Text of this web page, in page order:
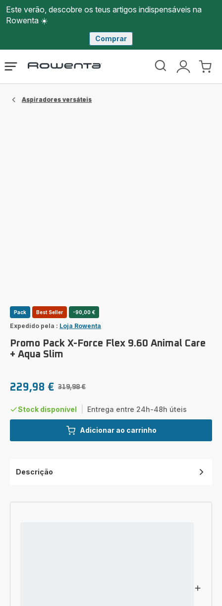
Este verão, descobre os teus artigos indispensáveis na
Rowenta ☀️
Comprar
Página
Rowenta
O
Abrir
Aspiradores versáteis
Pack Best Seller -90,00 €
Expedido pela : Loja Rowenta
Promo Pack X-Force Flex 9.60 Animal Care
+ Aqua Slim
Preço
229,98 €
Preço
319,98 €
Stock disponível Entrega entre 24h-48h úteis
Adicionar ao carrinho
Descrição